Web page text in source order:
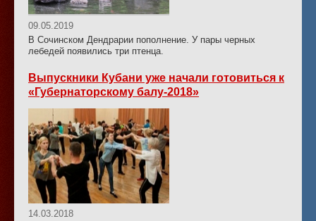
09.05.2019
В Сочинском Дендрарии пополнение. У пары черных
лебедей появились три птенца.
Выпускники Кубани уже начали готовиться к
«Губернаторскому балу-2018»
14.03.2018